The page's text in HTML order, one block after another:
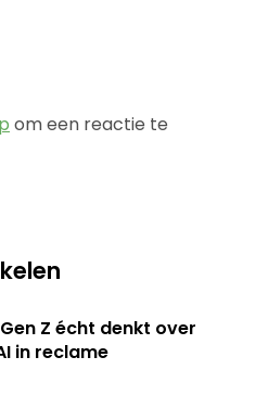
om een reactie te
Z écht denkt over
in reclame